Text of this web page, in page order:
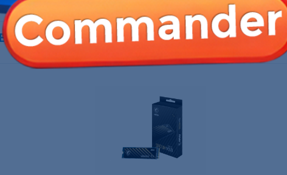
MAD 849,00 MAD
PRODUIT ONT ÉGALEMENT ACHETÉ :